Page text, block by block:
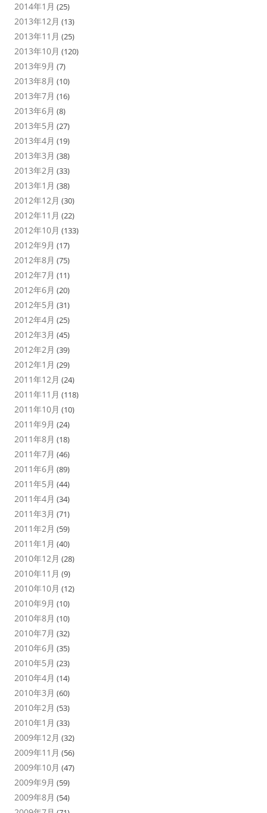
2014年1月 (25)
2013年12月 (13)
2013年11月 (25)
2013年10月 (120)
2013年9月 (7)
2013年8月 (10)
2013年7月 (16)
2013年6月 (8)
2013年5月 (27)
2013年4月 (19)
2013年3月 (38)
2013年2月 (33)
2013年1月 (38)
2012年12月 (30)
2012年11月 (22)
2012年10月 (133)
2012年9月 (17)
2012年8月 (75)
2012年7月 (11)
2012年6月 (20)
2012年5月 (31)
2012年4月 (25)
2012年3月 (45)
2012年2月 (39)
2012年1月 (29)
2011年12月 (24)
2011年11月 (118)
2011年10月 (10)
2011年9月 (24)
2011年8月 (18)
2011年7月 (46)
2011年6月 (89)
2011年5月 (44)
2011年4月 (34)
2011年3月 (71)
2011年2月 (59)
2011年1月 (40)
2010年12月 (28)
2010年11月 (9)
2010年10月 (12)
2010年9月 (10)
2010年8月 (10)
2010年7月 (32)
2010年6月 (35)
2010年5月 (23)
2010年4月 (14)
2010年3月 (60)
2010年2月 (53)
2010年1月 (33)
2009年12月 (32)
2009年11月 (56)
2009年10月 (47)
2009年9月 (59)
2009年8月 (54)